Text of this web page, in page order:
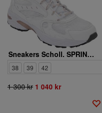
Sneakers Scholl. SPRINTER SCORE
38 39 42
1 300 kr 1 040 kr